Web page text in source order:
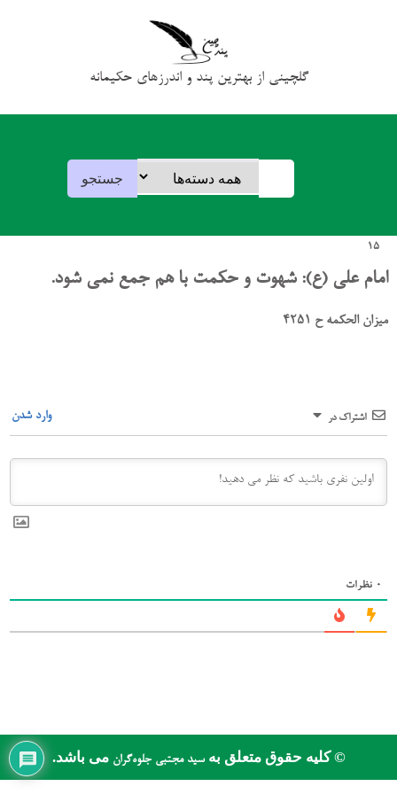
گلچینی از بهترین پند و اندرزهای حکیمانه
15
امام علی (ع): شهوت و حکمت با هم جمع نمی شود.
میزان الحکمه ح 4251
اشتراک در وارد شدن
0 نظرات
© کلیه حقوق متعلق بهسید مجتبی جلوه‌گرانمی باشد.